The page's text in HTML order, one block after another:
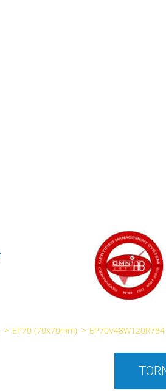
> EP70 (70x70mm) > EP70V48W120R784